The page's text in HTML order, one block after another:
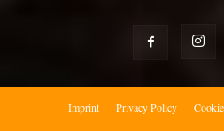
Imprint Privacy Policy